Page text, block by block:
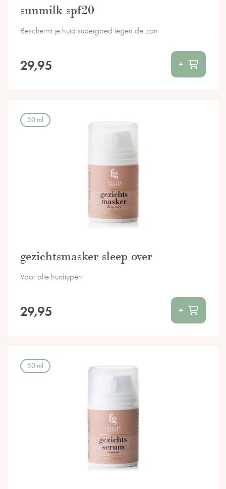
sunmilk spf20
29,95 +
Beschermt je huid supergoed tegen de zon
gezichtsmasker sleep over
29,95 +
Voor alle huidtypen
50 ml
50 ml